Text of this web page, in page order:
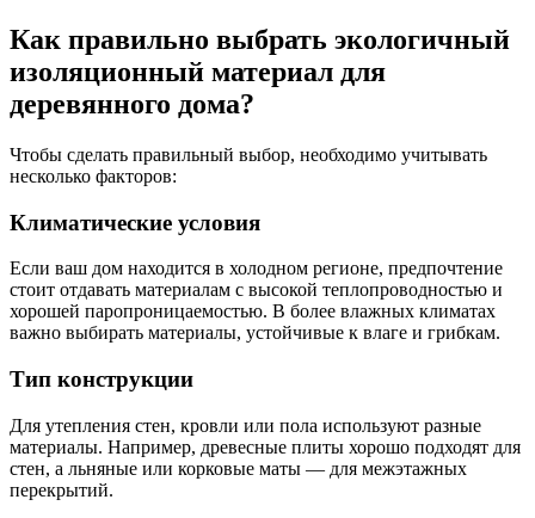
Как правильно выбрать экологичный
изоляционный материал для
деревянного дома?
Чтобы сделать правильный выбор, необходимо учитывать
несколько факторов:
Климатические условия
Если ваш дом находится в холодном регионе, предпочтение
стоит отдавать материалам с высокой теплопроводностью и
хорошей паропроницаемостью. В более влажных климатах
важно выбирать материалы, устойчивые к влаге и грибкам.
Тип конструкции
Для утепления стен, кровли или пола используют разные
материалы. Например, древесные плиты хорошо подходят для
стен, а льняные или корковые маты — для межэтажных
перекрытий.